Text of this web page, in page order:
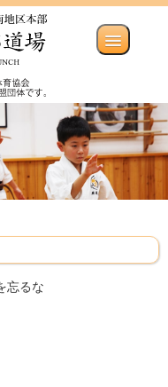
忘るな